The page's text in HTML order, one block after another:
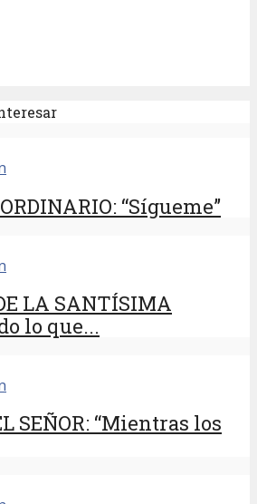
“Sígueme”
LA SANTÍSIMA
lo que...
SEÑOR: “Mientras los